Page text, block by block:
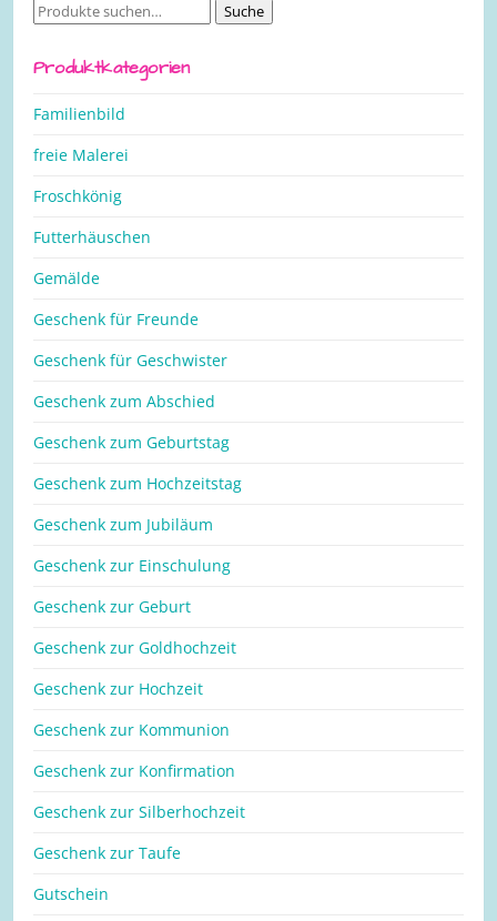
Suche
Suche
Produktkategorien
Familienbild
freie Malerei
Froschkönig
Futterhäuschen
Gemälde
Geschenk für Freunde
Geschenk für Geschwister
Geschenk zum Abschied
Geschenk zum Geburtstag
Geschenk zum Hochzeitstag
Geschenk zum Jubiläum
Geschenk zur Einschulung
Geschenk zur Geburt
Geschenk zur Goldhochzeit
Geschenk zur Hochzeit
Geschenk zur Kommunion
Geschenk zur Konfirmation
Geschenk zur Silberhochzeit
Geschenk zur Taufe
Gutschein